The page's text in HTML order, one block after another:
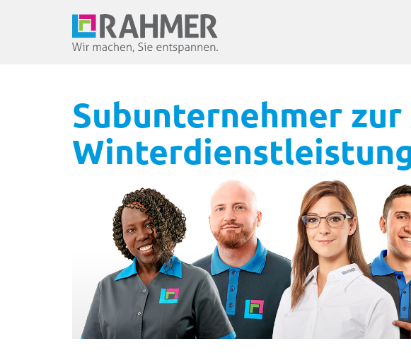
Subunternehmer